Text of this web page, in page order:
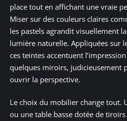
place tout en affichant une vraie
Miser sur des couleurs claires
les pastels agrandit visuellement
lumière naturelle. Appliquées sur
ces teintes accentuent
quelques miroirs, judicieusement
ouvrir la perspective.
Le choix du mobilier change tout.
ou une table basse dotée de